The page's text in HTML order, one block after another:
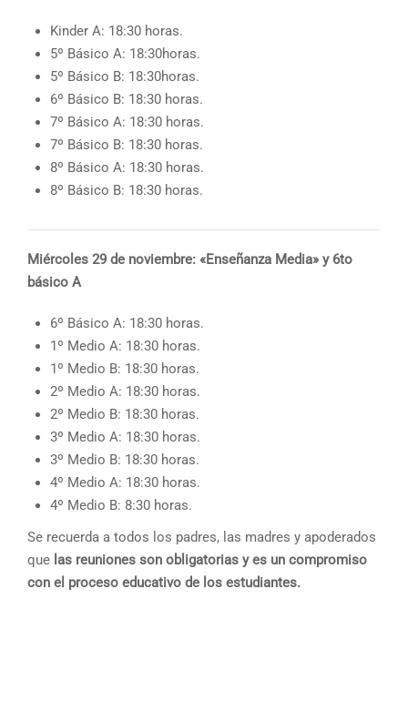
Kinder A: 18:30 horas.
5º Básico A: 18:30horas.
5º Básico B: 18:30horas.
6º Básico B: 18:30 horas.
7º Básico A: 18:30 horas.
7º Básico B: 18:30 horas.
8º Básico A: 18:30 horas.
8º Básico B: 18:30 horas.
Miércoles 29 de noviembre: «Enseñanza Media» y 6to
básico A
6º Básico A: 18:30 horas.
1º Medio A: 18:30 horas.
1º Medio B: 18:30 horas.
2º Medio A: 18:30 horas.
2º Medio B: 18:30 horas.
3º Medio A: 18:30 horas.
3º Medio B: 18:30 horas.
4º Medio A: 18:30 horas.
4º Medio B: 8:30 horas.
Se recuerda a todos los padres, las madres y apoderados
que las reuniones son obligatorias y es un compromiso
con el proceso educativo de los estudiantes.